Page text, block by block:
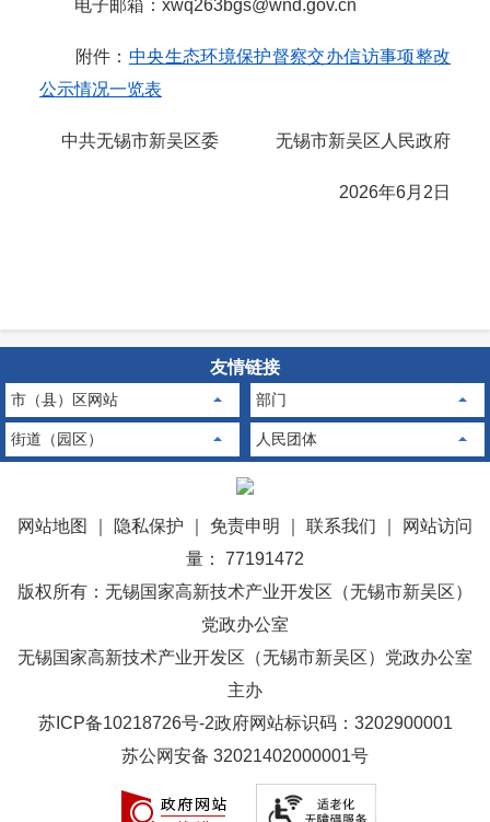
电子邮箱：xwq263bgs@wnd.gov.cn
附件： 中央生态环境保护督察交办信访事项整改
公示情况一览表
中共无锡市新吴区委 无锡市新吴区人民政府
2026年6月2日
友情链接
市（县）区网站 部门
街道（园区） 人民团体
网站地图 隐私保护 免责申明 联系我们
网站访问
量： 77191472
版权所有：无锡国家高新技术产业开发区（无锡市新吴区）
党政办公室
无锡国家高新技术产业开发区（无锡市新吴区）党政办公室
主办
苏ICP备10218726号-2政府网站标识码：3202900001
苏公网安备 32021402000001号